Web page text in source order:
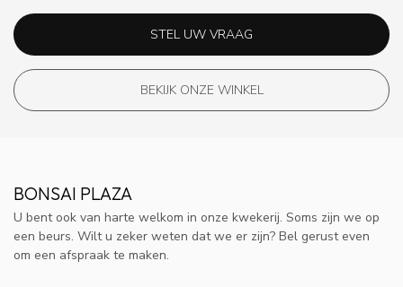
STEL UW VRAAG
BEKIJK ONZE WINKEL
BONSAI PLAZA
U bent ook van harte welkom in onze kwekerij. Soms zijn we op
een beurs. Wilt u zeker weten dat we er zijn? Bel gerust even
om een afspraak te maken.